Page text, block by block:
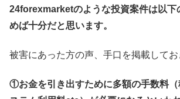
24forexmarketのような投資案件は以下
めば十分だと思います。
被害にあった方の声、手口を掲載してお
①お金を引き出すために多額の手数料